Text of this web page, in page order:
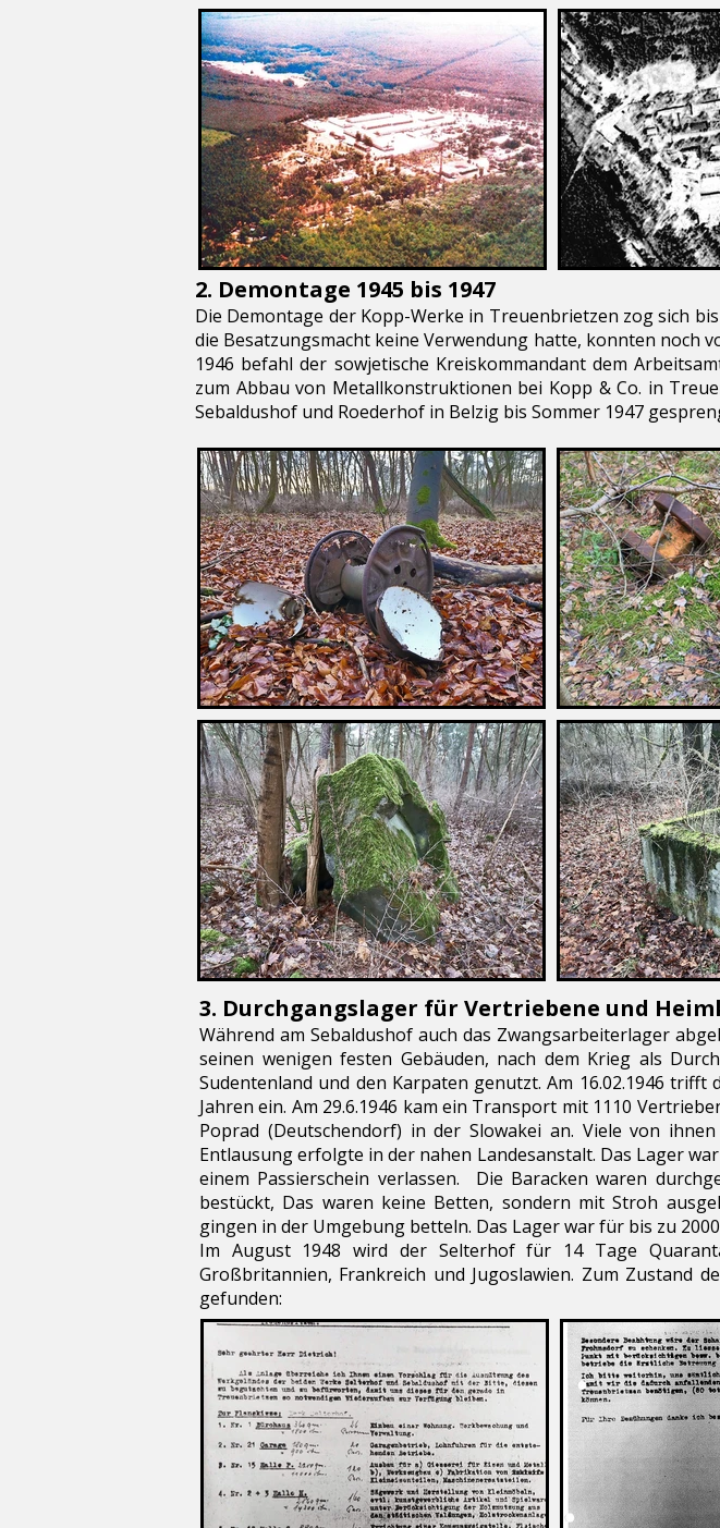
2. Demontage 1945 bis 1947
Die Demontage der Kopp-Werke in Treuenbrietzen zog sich
die Besatzungsmacht keine Verwendung hatte, konnten noch
1946 befahl der sowjetische Kreiskommandant dem
zum Abbau von Metallkonstruktionen bei Kopp & Co. in
Sebaldushof und Roederhof in Belzig bis Sommer 1947
3. Durchgangslager für Vertriebene und
Während am Sebaldushof auch das Zwangsarbeiterlager
seinen wenigen festen Gebäuden, nach dem Krieg als
Sudentenland und den Karpaten genutzt. Am 16.02.1946
Jahren ein. Am 29.6.1946 kam ein Transport mit 1110
Poprad (Deutschendorf) in der Slowakei an. Viele von
Entlausung erfolgte in der nahen Landesanstalt. Das Lager
einem Passierschein verlassen. Die Baracken waren
bestückt, Das waren keine Betten, sondern mit Stroh
gingen in der Umgebung betteln. Das Lager war für bis zu
Im August 1948 wird der Selterhof für 14 Tage
Großbritannien, Frankreich und Jugoslawien. Zum Zustand
gefunden: